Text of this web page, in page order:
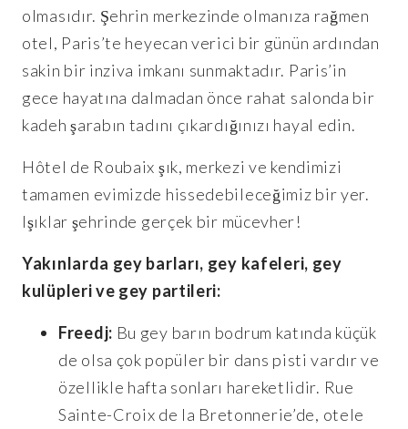
olmasıdır. Şehrin merkezinde olmanıza rağmen
otel, Paris’te heyecan verici bir günün ardından
sakin bir inziva imkanı sunmaktadır. Paris’in
gece hayatına dalmadan önce rahat salonda bir
kadeh şarabın tadını çıkardığınızı hayal edin.
Hôtel de Roubaix şık, merkezi ve kendimizi
tamamen evimizde hissedebileceğimiz bir yer.
Işıklar şehrinde gerçek bir mücevher!
Yakınlarda gey barları, gey kafeleri, gey
kulüpleri ve gey partileri:
Freedj: Bu gey barın bodrum katında küçük
de olsa çok popüler bir dans pisti vardır ve
özellikle hafta sonları hareketlidir. Rue
Sainte-Croix de la Bretonnerie’de, otele